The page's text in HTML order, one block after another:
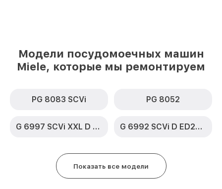
Модели посудомоечных машин
Miele, которые мы ремонтируем
PG 8083 SCVi PG 8052
G 6997 SCVi XXL D ED230 2,0 k2o G 6992 SCVi D ED230 2,0 k2o
Показать все модели